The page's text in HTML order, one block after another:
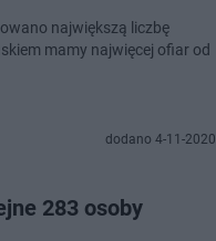
największą liczbę
mamy najwięcej ofiar od
dodano 4-11-2020
283 osoby